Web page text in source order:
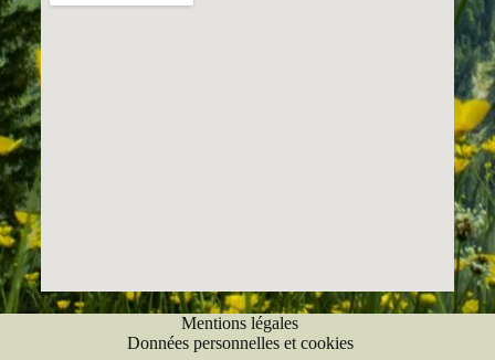
Mentions légales
Données personnelles et cookies